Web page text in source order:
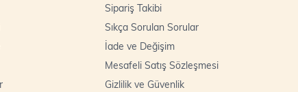
Sipariş Takibi
Sıkça Sorulan Sorular
İade ve Değişim
Mesafeli Satış Sözleşmesi
Gizlilik ve Güvenlik